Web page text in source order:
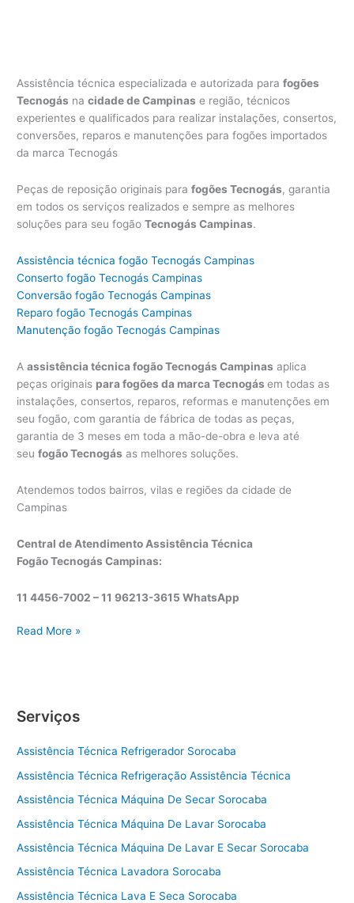
Assistência técnica especializada e autorizada parafogões
Tecnogás nacidade de Campinas e região, técnicos
experientes e qualificados para realizar instalações, consertos,
conversões, reparos e manutenções para fogões importados
da marca Tecnogás
Peças de reposição originais parafogões Tecnogás, garantia
em todos os serviços realizados e sempre as melhores
soluções para seu fogãoTecnogás Campinas.
Assistência técnica fogão Tecnogás Campinas
Conserto fogão Tecnogás Campinas
Conversão fogão Tecnogás Campinas
Reparo fogão Tecnogás Campinas
Manutenção fogão Tecnogás Campinas
Aassistência técnica fogão Tecnogás Campinas aplica
peças originais para fogões da marca Tecnogásem todas as
instalações, consertos, reparos, reformas e manutenções em
seu fogão, com garantia de fábrica de todas as peças,
garantia de 3 meses em toda a mão-de-obra e leva até
seufogão Tecnogás as melhores soluções.
Atendemos todos bairros, vilas e regiões da cidade de
Campinas
Central de Atendimento Assistência Técnica
Fogão Tecnogás Campinas:
11 4456-7002 – 11 96213-3615 WhatsApp
A
t
n
c
a
t
n
Read More »
Serviços
Assistência Técnica Refrigerador Sorocaba
Assistência Técnica Refrigeração Assistência Técnica
Assistência Técnica Máquina De Secar Sorocaba
Assistência Técnica Máquina De Lavar Sorocaba
Assistência Técnica Máquina De Lavar E Secar Sorocaba
Assistência Técnica Lavadora Sorocaba
Assistência Técnica Lava E Seca Sorocaba